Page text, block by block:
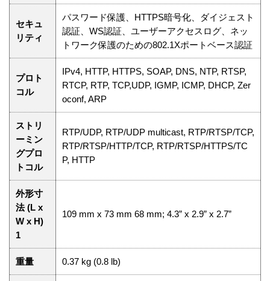
セキュ
リティ
パスワード保護、HTTPS暗号化、ダイジェスト
認証、WS認証、ユーザーアクセスログ、ネッ
トワーク保護のための802.1Xポートベース認証
プロト
コル
IPv4, HTTP, HTTPS, SOAP, DNS, NTP, RTSP,
RTCP, RTP, TCP,UDP, IGMP, ICMP, DHCP, Zer
oconf, ARP
ストリ
ーミン
グプロ
トコル
RTP/UDP, RTP/UDP multicast, RTP/RTSP/TCP,
RTP/RTSP/HTTP/TCP, RTP/RTSP/HTTPS/TC
P, HTTP
外形寸
法 (L x
W x H)
1
109 mm x 73 mm 68 mm; 4.3” x 2.9” x 2.7”
重量 0.37 kg (0.8 lb)